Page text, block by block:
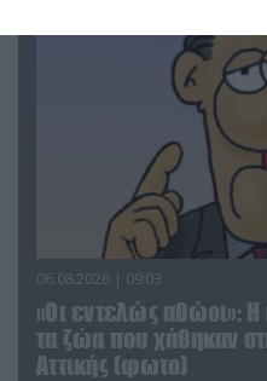
06.08.2026 | 09:03
«Οι εντελώς αθώοι»:
τα ζώα που χάθηκαν
Αττικής (φωτο)